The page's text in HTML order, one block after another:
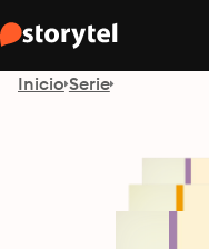
Inicio Serie